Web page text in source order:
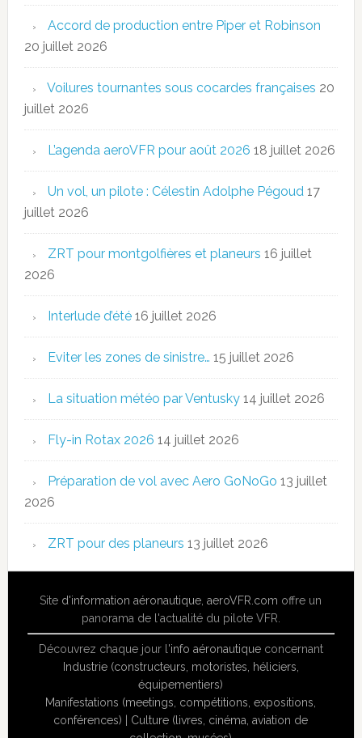
Accord de production entre Piper et Robinson
20 juillet 2026
Voilures tournantes sous cocardes françaises 20
juillet 2026
L’agenda aeroVFR pour août 2026 18 juillet 2026
Un vol, un pilote : Célestin Adolphe Pégoud 17
juillet 2026
ZRT pour montgolfières et planeurs 16 juillet
2026
Interlude d’été 16 juillet 2026
Eviter les zones de sinistre… 15 juillet 2026
La situation météo par Ventusky 14 juillet 2026
Fly-in Rotax 2026 14 juillet 2026
Préparation de vol avec Aero GoNoGo 13 juillet
2026
ZRT pour des planeurs 13 juillet 2026
Site d'information aéronautique ,aeroVFR.com offre un
panorama de l'actualité du pilote VFR.
Découvrez chaque jour l'info aéronautiqueconcernant
Industrie (constructeurs, motoristes, héliciers,
équipementiers)
Manifestations (meetings, compétitions, expositions,
conférences)
Culture (livres, cinéma, aviation de